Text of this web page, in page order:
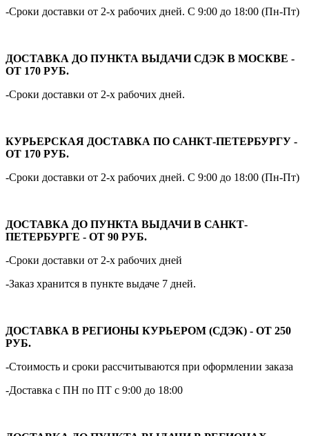
-Сроки доставки от 2-х рабочих дней. С 9:00 до 18:00 (Пн-Пт)
ДОСТАВКА ДО ПУНКТА ВЫДАЧИ СДЭК В МОСКВЕ -
ОТ 170 РУБ.
-Сроки доставки от 2-х рабочих дней.
КУРЬЕРСКАЯ ДОСТАВКА ПО САНКТ-ПЕТЕРБУРГУ -
ОТ 170 РУБ.
-Сроки доставки от 2-х рабочих дней. С 9:00 до 18:00 (Пн-Пт)
ДОСТАВКА ДО ПУНКТА ВЫДАЧИ В САНКТ-
ПЕТЕРБУРГЕ - ОТ 90 РУБ.
-Сроки доставки от 2-х рабочих дней
-Заказ хранится в пункте выдаче 7 дней.
ДОСТАВКА В РЕГИОНЫ КУРЬЕРОМ (СДЭК) - ОТ 250
РУБ.
-Стоимость и сроки рассчитываются при оформлении заказа
-Доставка с ПН по ПТ с 9:00 до 18:00